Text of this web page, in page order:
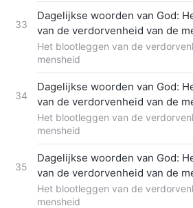
33
Dagelijkse woorden van God:
van de verdorvenheid van de
Fragment 332
Het blootleggen van de
mensheid
34
Dagelijkse woorden van God:
van de verdorvenheid van de
Fragment 333
Het blootleggen van de
mensheid
35
Dagelijkse woorden van God:
van de verdorvenheid van de
Fragment 334
Het blootleggen van de
mensheid